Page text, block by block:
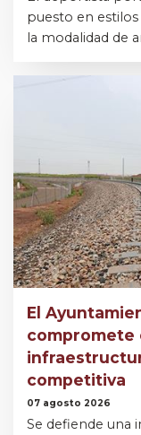
puesto en
la modalidad de
El
compromete
competitiva
07 agosto 2026
Se defiende una